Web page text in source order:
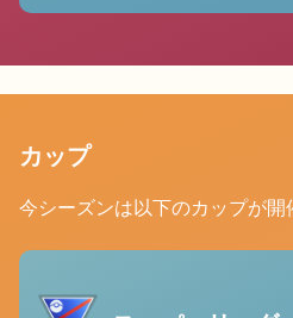
カップ
今シーズンは以下のカップが開